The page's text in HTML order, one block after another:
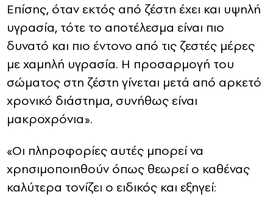
Επίσης, όταν εκτός από ζέστη έχει και υψηλή
υγρασία, τότε το αποτέλεσμα είναι πιο
δυνατό και πιο έντονο από τις ζεστές μέρες
με χαμηλή υγρασία. Η προσαρμογή του
σώματος στη ζέστη γίνεται μετά από αρκετό
χρονικό διάστημα, συνήθως είναι
μακροχρόνια».
«Οι πληροφορίες αυτές μπορεί να
χρησιμοποιηθούν όπως θεωρεί ο καθένας
καλύτερα τονίζει ο ειδικός και εξηγεί: